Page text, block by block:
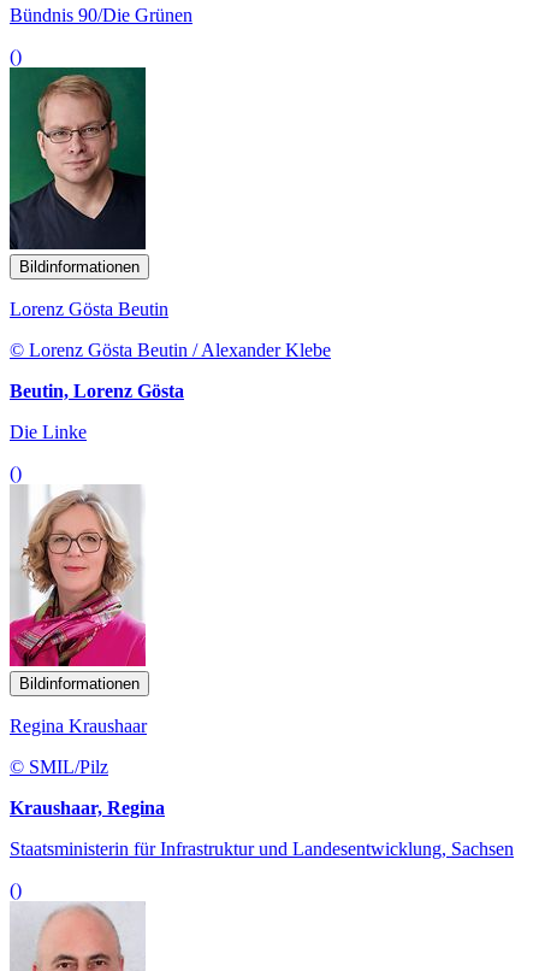
Bündnis 90/Die Grünen
()
Bildinformationen
Lorenz Gösta Beutin
© Lorenz Gösta Beutin / Alexander Klebe
Beutin, Lorenz Gösta
Die Linke
()
Bildinformationen
Regina Kraushaar
© SMIL/Pilz
Kraushaar, Regina
Staatsministerin für Infrastruktur und Landesentwicklung, Sachsen
()